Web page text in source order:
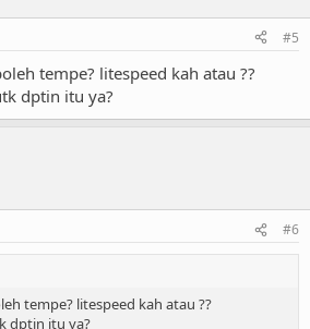
#5
tempe? litespeed kah atau ??
dptin itu ya?
#6
tempe? litespeed kah atau ??
dptin itu ya?